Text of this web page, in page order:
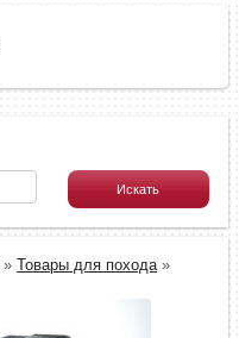
»Товары для похода»